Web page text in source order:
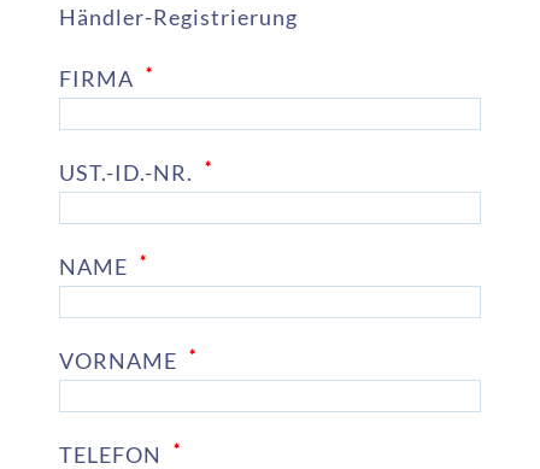
Händler-Registrierung
FIRMA *
UST.-ID.-NR. *
NAME *
VORNAME *
TELEFON *